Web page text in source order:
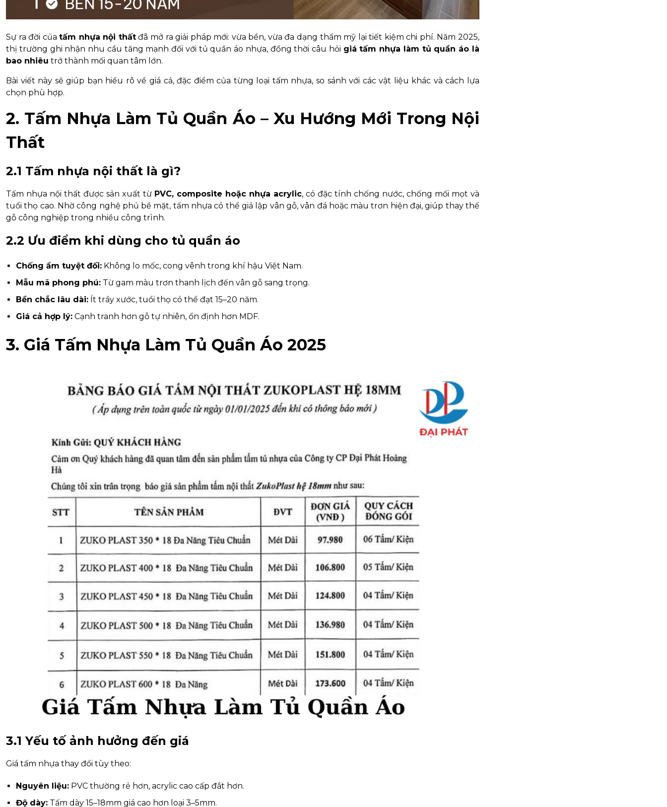
Sự ra đời củatấm nhựa nội thấtđã mở ra giải pháp mới: vừa bền, vừa đa dạng thẩm mỹ lại tiết kiệm chi phí. Năm 2025,
thị trường ghi nhận nhu cầu tăng mạnh đối với tủ quần áo nhựa, đồng thời câu hỏi giá tấm nhựa làm tủ quần áo là
bao nhiêu trở thành mối quan tâm lớn.
Bài viết này sẽ giúp bạn hiểu rõ về giá cả, đặc điểm của từng loại tấm nhựa, so sánh với các vật liệu khác và cách lựa
chọn phù hợp.
2. Tấm Nhựa Làm Tủ Quần Áo – Xu Hướng Mới Trong Nội
Thất
2.1 Tấm nhựa nội thất là gì?
Tấm nhựa nội thất được sản xuất từ PVC, composite hoặc nhựa acrylic, có đặc tính chống nước, chống mối mọt và
tuổi thọ cao. Nhờ công nghệ phủ bề mặt, tấm nhựa có thể giả lập vân gỗ, vân đá hoặc màu trơn hiện đại, giúp thay thế
gỗ công nghiệp trong nhiều công trình.
2.2 Ưu điểm khi dùng cho tủ quần áo
Chống ẩm tuyệt đối: Không lo mốc, cong vênh trong khí hậu Việt Nam.
Mẫu mã phong phú: Từ gam màu trơn thanh lịch đến vân gỗ sang trọng.
Bền chắc lâu dài: Ít trầy xước, tuổi thọ có thể đạt 15–20 năm.
Giá cả hợp lý: Cạnh tranh hơn gỗ tự nhiên, ổn định hơn MDF.
3. Giá Tấm Nhựa Làm Tủ Quần Áo 2025
3.1 Yếu tố ảnh hưởng đến giá
Giá tấm nhựa thay đổi tùy theo:
Nguyên liệu: PVC thường rẻ hơn, acrylic cao cấp đắt hơn.
Độ dày: Tấm dày 15–18mm giá cao hơn loại 3–5mm.